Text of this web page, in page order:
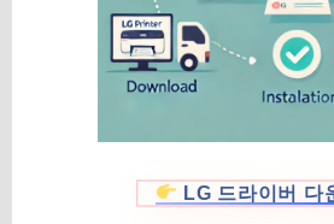
LG 드라이버 다